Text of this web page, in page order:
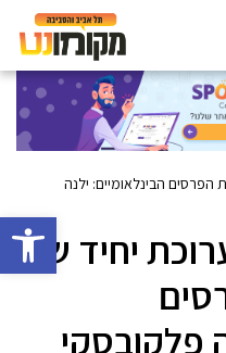
פתח
הפרסים הבינלאומיים: ילנה
יחיד של
פלקובסקי